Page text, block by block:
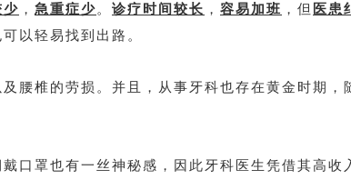
少 ， 急重症少。 诊疗时间较长 ， 容易加班 ，但 医患
以轻易找到出路。
腰椎的劳损。并且，从事牙科也存在黄金时期，
口罩也有一丝神秘感，因此牙科医生凭借其高收